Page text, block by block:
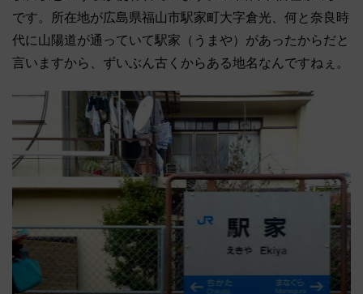
です。所在地が広島県福山市駅家町大字倉光、何と奈良時
代に山陽道が通っていて駅家（うまや）があったからだと
言いますから、ずいぶん古くからある地名なんですねぇ。